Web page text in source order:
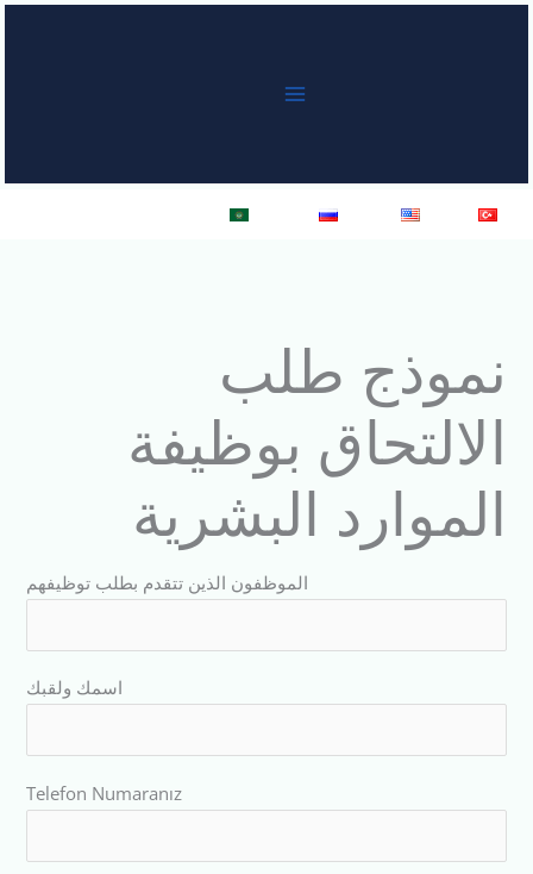
Türkçe
English
نموذج طلب
الالتحاق بوظيفة
الموارد البشرية
الموظفون الذين تتقدم بطلب توظيفهم
اسمك ولقبك
Telefon Numaranız